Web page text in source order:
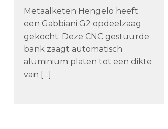
Metaalketen Hengelo heeft
een Gabbiani G2 opdeelzaag
gekocht. Deze CNC gestuurde
bank zaagt automatisch
aluminium platen tot een dikte
van […]